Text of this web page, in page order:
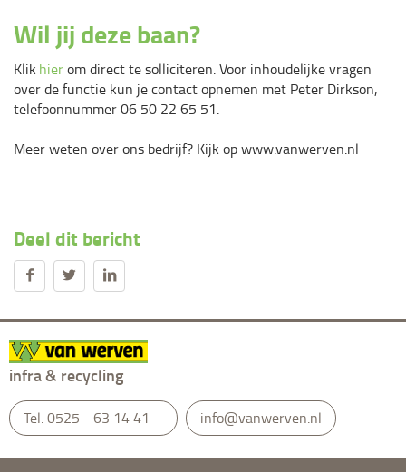
Wil jij deze baan?
Klik hierom direct te solliciteren. Voor inhoudelijke vragen
over de functie kun je contact opnemen met Peter Dirkson,
telefoonnummer 06 50 22 65 51.
Meer weten over ons bedrijf? Kijk op www.vanwerven.nl
Deel dit bericht
infra & recycling
Tel.0525 - 63 14 41 info@vanwerven.nl